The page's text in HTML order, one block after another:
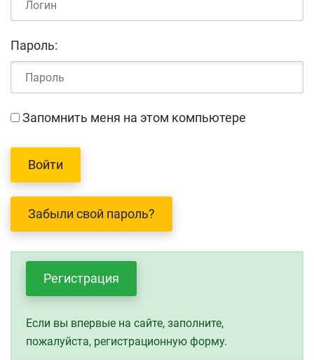
Пароль:
Запомнить меня на этом компьютере
Забыли свой пароль?
Регистрация
Если вы впервые на сайте, заполните,
пожалуйста, регистрационную форму.